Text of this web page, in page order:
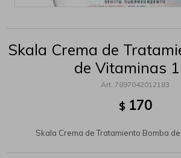
Skala Crema de
de Vitaminas
7897042012183
$ 170
Skala Crema de Tratamiento Bomba